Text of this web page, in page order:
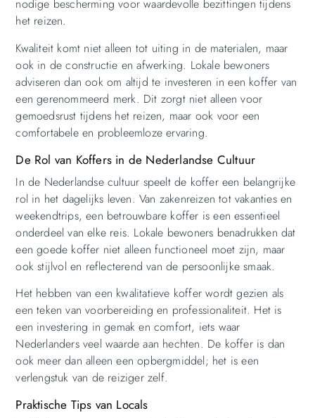
nodige bescherming voor waardevolle bezittingen tijdens
het reizen.
Kwaliteit komt niet alleen tot uiting in de materialen, maar
ook in de constructie en afwerking. Lokale bewoners
adviseren dan ook om altijd te investeren in een koffer van
een gerenommeerd merk. Dit zorgt niet alleen voor
gemoedsrust tijdens het reizen, maar ook voor een
comfortabele en probleemloze ervaring.
De Rol van Koffers in de Nederlandse Cultuur
In de Nederlandse cultuur speelt de koffer een belangrijke
rol in het dagelijks leven. Van zakenreizen tot vakanties en
weekendtrips, een betrouwbare koffer is een essentieel
onderdeel van elke reis. Lokale bewoners benadrukken dat
een goede koffer niet alleen functioneel moet zijn, maar
ook stijlvol en reflecterend van de persoonlijke smaak.
Het hebben van een kwalitatieve koffer wordt gezien als
een teken van voorbereiding en professionaliteit. Het is
een investering in gemak en comfort, iets waar
Nederlanders veel waarde aan hechten. De koffer is dan
ook meer dan alleen een opbergmiddel; het is een
verlengstuk van de reiziger zelf.
Praktische Tips van Locals